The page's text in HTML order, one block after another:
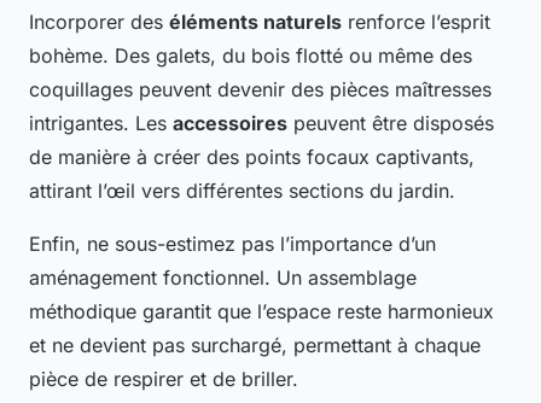
Incorporer des éléments naturels renforce l’esprit
bohème. Des galets, du bois flotté ou même des
coquillages peuvent devenir des pièces maîtresses
intrigantes. Les accessoires peuvent être disposés
de manière à créer des points focaux captivants,
attirant l’œil vers différentes sections du jardin.
Enfin, ne sous-estimez pas l’importance d’un
aménagement fonctionnel. Un assemblage
méthodique garantit que l’espace reste harmonieux
et ne devient pas surchargé, permettant à chaque
pièce de respirer et de briller.